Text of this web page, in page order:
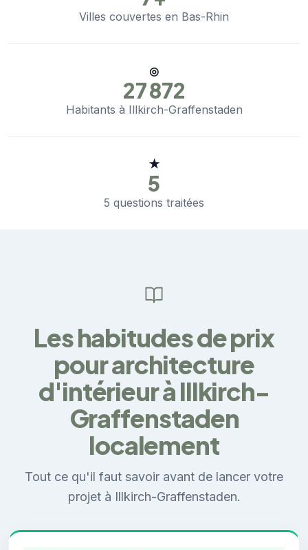
Villes couvertes en Bas-Rhin
◎
27 872
Habitants à Illkirch-Graffenstaden
★
5
5 questions traitées
Les habitudes de prix
pour architecture
d'intérieur à Illkirch-
Graffenstaden
localement
Tout ce qu'il faut savoir avant de lancer votre
projet à Illkirch-Graffenstaden.